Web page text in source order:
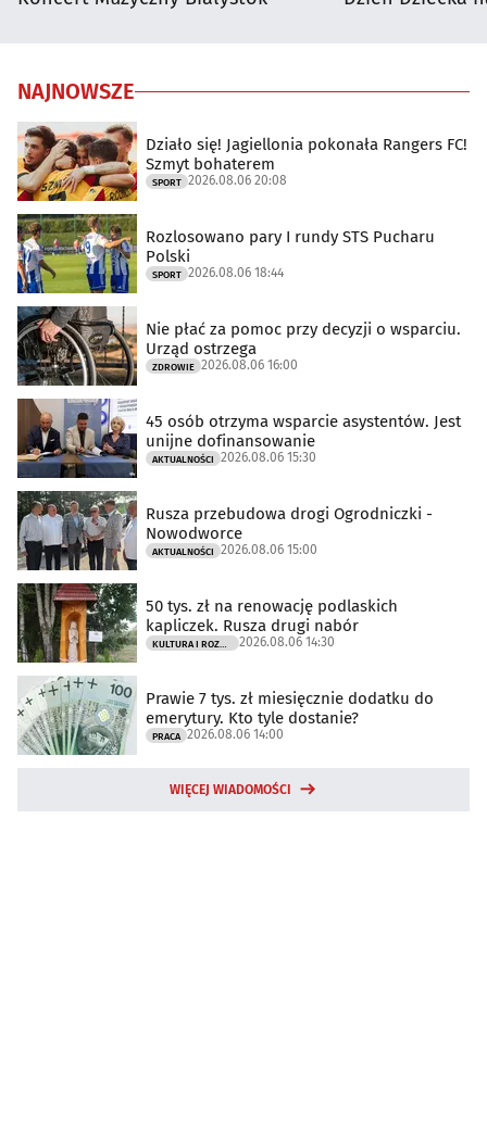
NAJNOWSZE
Działo się! Jagiellonia pokonała Rangers FC!
Szmyt bohaterem
SPORT 2026.08.06 20:08
Rozlosowano pary I rundy STS Pucharu
Polski
SPORT 2026.08.06 18:44
Nie płać za pomoc przy decyzji o wsparciu.
Urząd ostrzega
ZDROWIE 2026.08.06 16:00
45 osób otrzyma wsparcie asystentów. Jest
unijne dofinansowanie
AKTUALNOŚCI 2026.08.06 15:30
Rusza przebudowa drogi Ogrodniczki -
Nowodworce
AKTUALNOŚCI 2026.08.06 15:00
50 tys. zł na renowację podlaskich
kapliczek. Rusza drugi nabór
2026.08.06 14:30
Prawie 7 tys. zł miesięcznie dodatku do
emerytury. Kto tyle dostanie?
PRACA 2026.08.06 14:00
WIĘCEJ WIADOMOŚCI